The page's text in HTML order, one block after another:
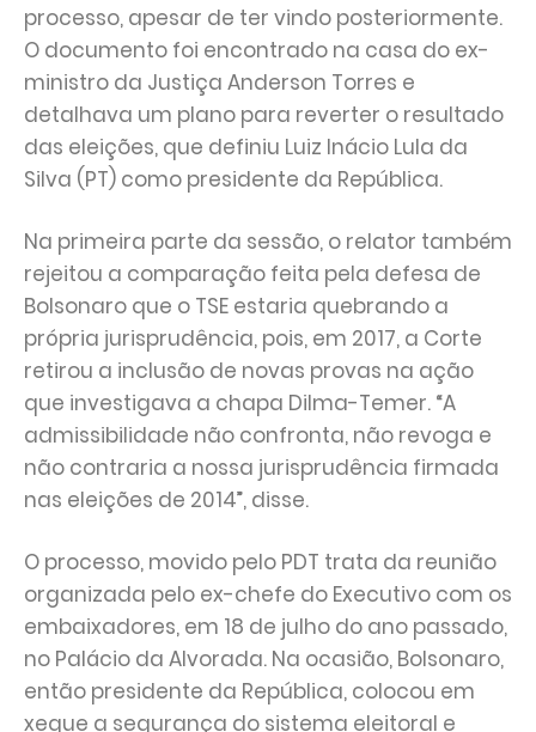
processo, apesar de ter vindo posteriormente.
O documento foi encontrado na casa do ex-
ministro da Justiça Anderson Torres e
detalhava um plano para reverter o resultado
das eleições, que definiu Luiz Inácio Lula da
Silva (PT) como presidente da República.
Na primeira parte da sessão, o relator também
rejeitou a comparação feita pela defesa de
Bolsonaro que o TSE estaria quebrando a
própria jurisprudência, pois, em 2017, a Corte
retirou a inclusão de novas provas na ação
que investigava a chapa Dilma-Temer. “A
admissibilidade não confronta, não revoga e
não contraria a nossa jurisprudência firmada
nas eleições de 2014”, disse.
O processo, movido pelo PDT trata da reunião
organizada pelo ex-chefe do Executivo com os
embaixadores, em 18 de julho do ano passado,
no Palácio da Alvorada. Na ocasião, Bolsonaro,
então presidente da República, colocou em
xeque a segurança do sistema eleitoral e